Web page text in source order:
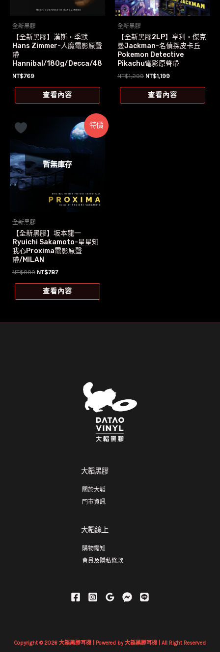
全新黑膠
【全新黑膠】漢斯‧季默
Hans Zimmer-人魔電影原聲
帶
Hannibal/180g/Decca/48
3 2130
NT$769
查看內容
全新黑膠
【全新黑膠2LP】亨利‧傑克
曼Jackman-名偵探皮卡丘
Pokemon Detective
Pikachu電影原聲帶
NT$1,299 原
價
格：
NT$1,199目
價
格：
查看內容
特價
暫無庫存
全新黑膠
【全新黑膠】坂本龍一
Ryuichi Sakamoto-星星知
我心Proxima電影原聲
帶/MILAN
NT$889 原
格：
NT$787目
價
格：
查看內容
大韜黑膠
關於大韜
門市資訊
大韜線上
購物需知
會員及隱私條款
Copyright © 2026 大韜黑膠耳機 | Powered by 大韜黑膠耳機 | All Right Reserved